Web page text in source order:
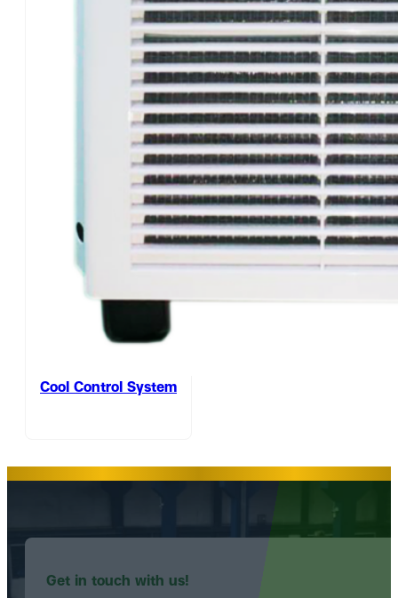
Cool Control System
Get in touch with us!